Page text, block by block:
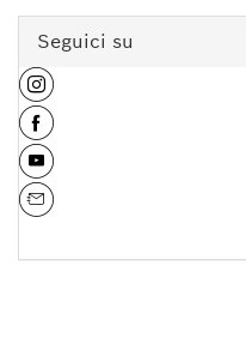
Seguici su